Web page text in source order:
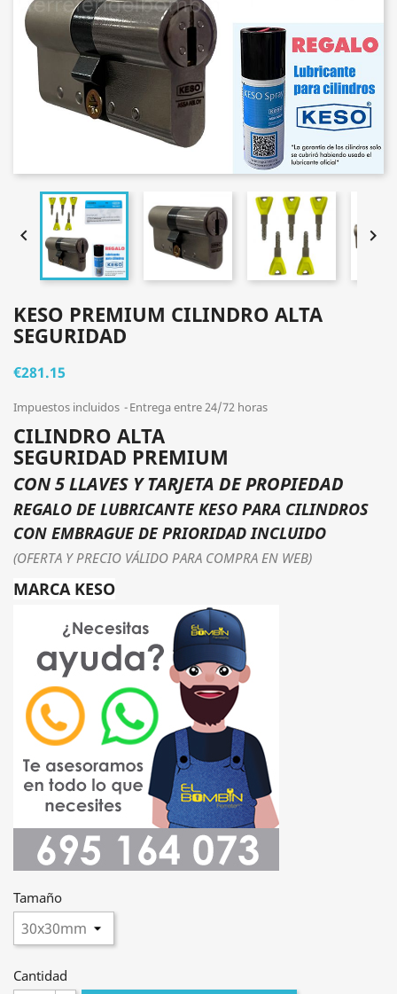
 
KESO PREMIUM CILINDRO ALTA
SEGURIDAD
€281.15
Impuestos incluidos Entrega entre 24/72 horas
CILINDRO ALTA
SEGURIDAD PREMIUM
CON 5 LLAVES Y TARJETA DE PROPIEDAD
REGALO DE LUBRICANTE KESO PARA CILINDROS
CON EMBRAGUE DE PRIORIDAD INCLUIDO
(OFERTA Y PRECIO VÁLIDO PARA COMPRA EN WEB)
MARCA KESO
Tamaño
Cantidad